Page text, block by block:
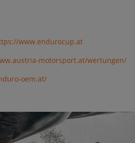
www.endurocup.at
motorsport.at/wertungen/
oem.at/